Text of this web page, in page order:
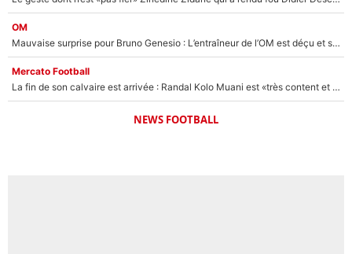
OM
Mauvaise surprise pour Bruno Genesio : L’entraîneur de l’OM est déçu et s’attendait à beaucoup mieux à Marseille
Mercato Football
La fin de son calvaire est arrivée : Randal Kolo Muani est «très content et soulagé» d’avoir enfin définitivement quitté le PSG
NEWS FOOTBALL